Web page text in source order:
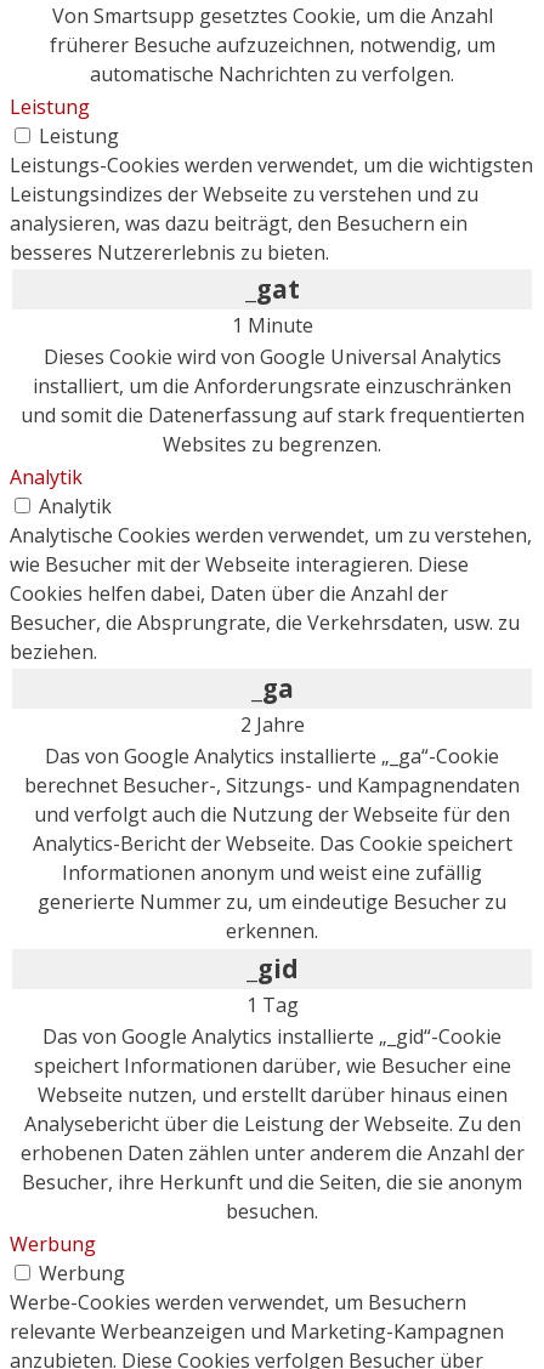
Von Smartsupp gesetztes Cookie, um die Anzahl
früherer Besuche aufzuzeichnen, notwendig, um
automatische Nachrichten zu verfolgen.
Leistung
Leistung
Leistungs-Cookies werden verwendet, um die wichtigsten
Leistungsindizes der Webseite zu verstehen und zu
analysieren, was dazu beiträgt, den Besuchern ein
besseres Nutzererlebnis zu bieten.
_gat
1 Minute
Dieses Cookie wird von Google Universal Analytics
installiert, um die Anforderungsrate einzuschränken
und somit die Datenerfassung auf stark frequentierten
Websites zu begrenzen.
Analytik
Analytik
Analytische Cookies werden verwendet, um zu verstehen,
wie Besucher mit der Webseite interagieren. Diese
Cookies helfen dabei, Daten über die Anzahl der
Besucher, die Absprungrate, die Verkehrsdaten, usw. zu
beziehen.
_ga
2 Jahre
Das von Google Analytics installierte „_ga“-Cookie
berechnet Besucher-, Sitzungs- und Kampagnendaten
und verfolgt auch die Nutzung der Webseite für den
Analytics-Bericht der Webseite. Das Cookie speichert
Informationen anonym und weist eine zufällig
generierte Nummer zu, um eindeutige Besucher zu
erkennen.
_gid
1 Tag
Das von Google Analytics installierte „_gid“-Cookie
speichert Informationen darüber, wie Besucher eine
Webseite nutzen, und erstellt darüber hinaus einen
Analysebericht über die Leistung der Webseite. Zu den
erhobenen Daten zählen unter anderem die Anzahl der
Besucher, ihre Herkunft und die Seiten, die sie anonym
besuchen.
Werbung
Werbung
Werbe-Cookies werden verwendet, um Besuchern
relevante Werbeanzeigen und Marketing-Kampagnen
anzubieten. Diese Cookies verfolgen Besucher über